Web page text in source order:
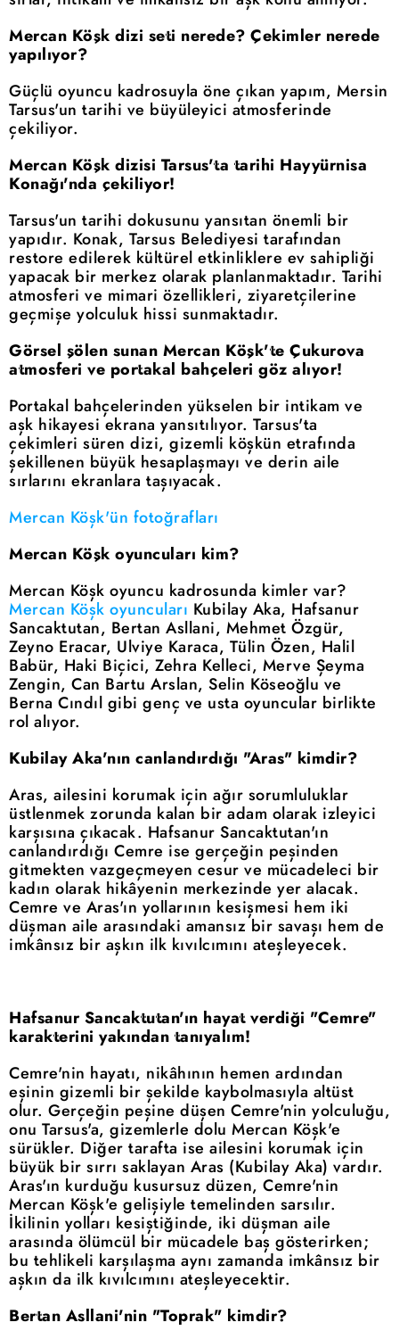
Mercan Köşk dizi seti nerede? Çekimler nerede
yapılıyor?
Güçlü oyuncu kadrosuyla öne çıkan yapım, Mersin
Tarsus'un tarihi ve büyüleyici atmosferinde
çekiliyor.
Mercan Köşk dizisi Tarsus'ta tarihi Hayyürnisa
Konağı'nda çekiliyor!
Tarsus'un tarihi dokusunu yansıtan önemli bir
yapıdır. Konak, Tarsus Belediyesi tarafından
restore edilerek kültürel etkinliklere ev sahipliği
yapacak bir merkez olarak planlanmaktadır. Tarihi
atmosferi ve mimari özellikleri, ziyaretçilerine
geçmişe yolculuk hissi sunmaktadır.
Görsel şölen sunan Mercan Köşk'te Çukurova
atmosferi ve portakal bahçeleri göz alıyor!
Portakal bahçelerinden yükselen bir intikam ve
aşk hikayesi ekrana yansıtılıyor. Tarsus'ta
çekimleri süren dizi, gizemli köşkün etrafında
şekillenen büyük hesaplaşmayı ve derin aile
sırlarını ekranlara taşıyacak.
Mercan Köşk'ün fotoğrafları
Mercan Köşk oyuncuları kim?
Mercan Köşk oyuncu kadrosunda kimler var?
Mercan Köşk oyuncuları Kubilay Aka, Hafsanur
Sancaktutan, Bertan Asllani, Mehmet Özgür,
Zeyno Eracar, Ulviye Karaca, Tülin Özen, Halil
Babür, Haki Biçici, Zehra Kelleci, Merve Şeyma
Zengin, Can Bartu Arslan, Selin Köseoğlu ve
Berna Cındıl gibi genç ve usta oyuncular birlikte
rol alıyor.
Kubilay Aka'nın canlandırdığı "Aras" kimdir?
Aras, ailesini korumak için ağır sorumluluklar
üstlenmek zorunda kalan bir adam olarak izleyici
karşısına çıkacak. Hafsanur Sancaktutan'ın
canlandırdığı Cemre ise gerçeğin peşinden
gitmekten vazgeçmeyen cesur ve mücadeleci bir
kadın olarak hikâyenin merkezinde yer alacak.
Cemre ve Aras'ın yollarının kesişmesi hem iki
düşman aile arasındaki amansız bir savaşı hem de
imkânsız bir aşkın ilk kıvılcımını ateşleyecek.
Hafsanur Sancaktutan'ın hayat verdiği "Cemre"
karakterini yakından tanıyalım!
Cemre'nin hayatı, nikâhının hemen ardından
eşinin gizemli bir şekilde kaybolmasıyla altüst
olur. Gerçeğin peşine düşen Cemre'nin yolculuğu,
onu Tarsus'a, gizemlerle dolu Mercan Köşk'e
sürükler. Diğer tarafta ise ailesini korumak için
büyük bir sırrı saklayan Aras (Kubilay Aka) vardır.
Aras'ın kurduğu kusursuz düzen, Cemre'nin
Mercan Köşk'e gelişiyle temelinden sarsılır.
İkilinin yolları kesiştiğinde, iki düşman aile
arasında ölümcül bir mücadele baş gösterirken;
bu tehlikeli karşılaşma aynı zamanda imkânsız bir
aşkın da ilk kıvılcımını ateşleyecektir.
Bertan Asllani'nin "Toprak" kimdir?